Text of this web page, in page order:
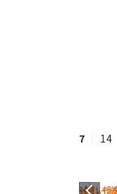
7 14